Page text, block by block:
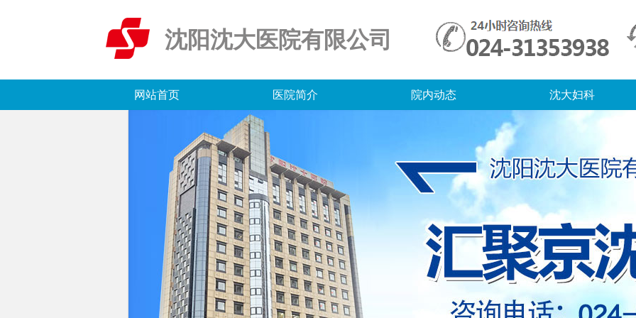
沈阳沈大医院有限公司
网站首页 医院简介 院内动态 沈大妇科